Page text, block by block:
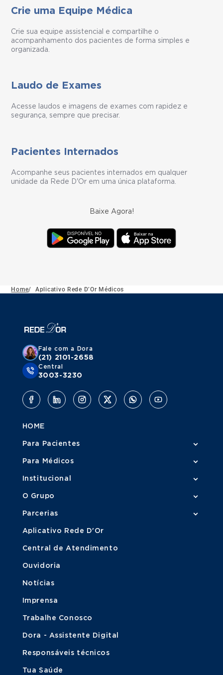
Crie uma Equipe Médica
Crie sua equipe assistencial e compartilhe o
acompanhamento dos pacientes de forma simples e
organizada.
Laudo de Exames
Acesse laudos e imagens de exames com rapidez e
segurança, sempre que precisar.
Pacientes Internados
Acompanhe seus pacientes internados em qualquer
unidade da Rede D'Or em uma única plataforma.
Baixe Agora!
Home/ Aplicativo Rede D’Or Médicos
Fale com a Dora
(21) 2101-2658
Central
3003-3230
HOME
Para Pacientes
Para Médicos
Institucional
O Grupo
Parcerias
Aplicativo Rede D'Or
Central de Atendimento
Ouvidoria
Notícias
Imprensa
Trabalhe Conosco
Dora - Assistente Digital
Responsáveis técnicos
Tua Saúde